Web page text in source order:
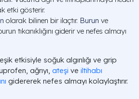
etki gösterir.
olarak bilinen bir ilaçtır. Burun ve
tıkanıklığını giderir ve nefes almayı
etkisiyle soğuk algınlığı ve grip
ağrıyı, ateşi ve iltihabı
gidererek nefes almayı kolaylaştırır.